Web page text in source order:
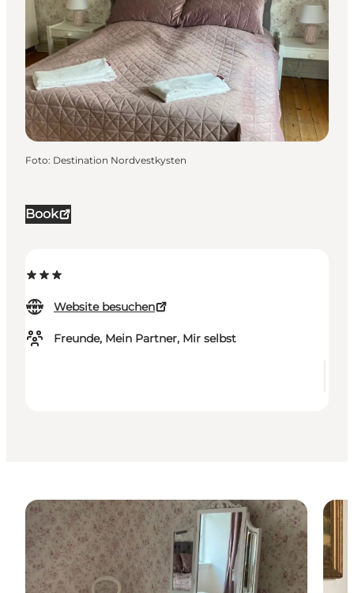
Book
Website besuchen
Freunde, Mein Partner, Mir selbst
Foto: Destination Nordvestkysten